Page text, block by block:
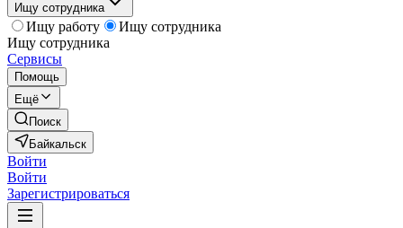
Ищу сотрудника
Ищу работу
Ищу сотрудника
Ищу сотрудника
Сервисы
Помощь
Ещё
Поиск
Байкальск
Войти
Войти
Зарегистрироваться